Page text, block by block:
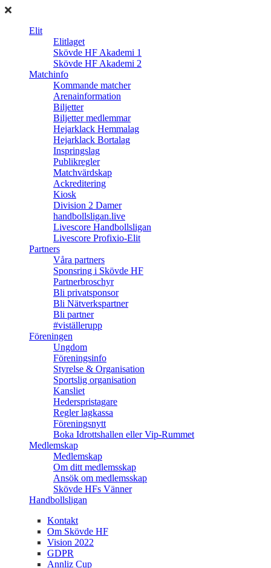
Elit
Elitlaget
Skövde HF Akademi 1
Skövde HF Akademi 2
Matchinfo
Kommande matcher
Arenainformation
Biljetter
Biljetter medlemmar
Hejarklack Hemmalag
Hejarklack Bortalag
Inspringslag
Publikregler
Matchvärdskap
Ackreditering
Kiosk
Division 2 Damer
handbollsligan.live
Livescore Handbollsligan
Livescore Profixio-Elit
Partners
Våra partners
Sponsring i Skövde HF
Partnerbroschyr
Bli privatsponsor
Bli Nätverkspartner
Bli partner
#viställerupp
Föreningen
Ungdom
Föreningsinfo
Styrelse & Organisation
Sportslig organisation
Kansliet
Hederspristagare
Regler lagkassa
Föreningsnytt
Boka Idrottshallen eller Vip-Rummet
Medlemskap
Medlemskap
Om ditt medlemsskap
Ansök om medlemsskap
Skövde HFs Vänner
Handbollsligan
Kontakt
Om Skövde HF
Vision 2022
GDPR
Annliz Cup